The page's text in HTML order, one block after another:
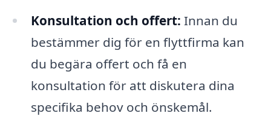
Konsultation och offert: Innan du
bestämmer dig för en flyttfirma kan
du begära offert och få en
konsultation för att diskutera dina
specifika behov och önskemål.